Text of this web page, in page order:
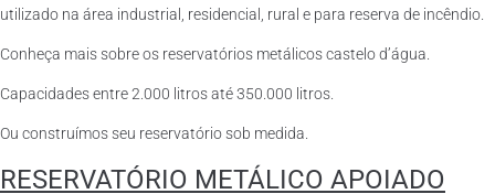
utilizado na área industrial, residencial, rural e para reserva de incêndio.
Conheça mais sobre os reservatórios metálicos castelo d’água.
Capacidades entre 2.000 litros até 350.000 litros.
Ou construímos seu reservatório sob medida.
RESERVATÓRIO METÁLICO APOIADO